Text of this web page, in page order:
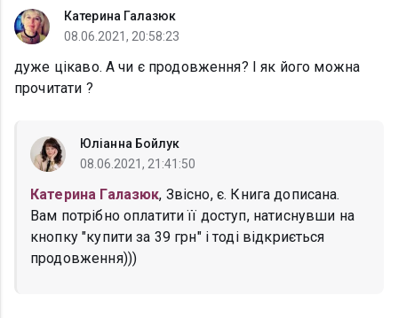
Катерина Галазюк
08.06.2021, 20:58:23
дуже цікаво. А чи є продовження? І як його можна
прочитати ?
Юліанна Бойлук
08.06.2021, 21:41:50
Катерина Галазюк, Звісно, є. Книга дописана.
Вам потрібно оплатити її доступ, натиснувши на
кнопку "купити за 39 грн" і тоді відкриється
продовження)))